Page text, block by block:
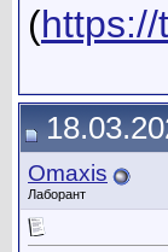
(
Omaxis
Лаборант